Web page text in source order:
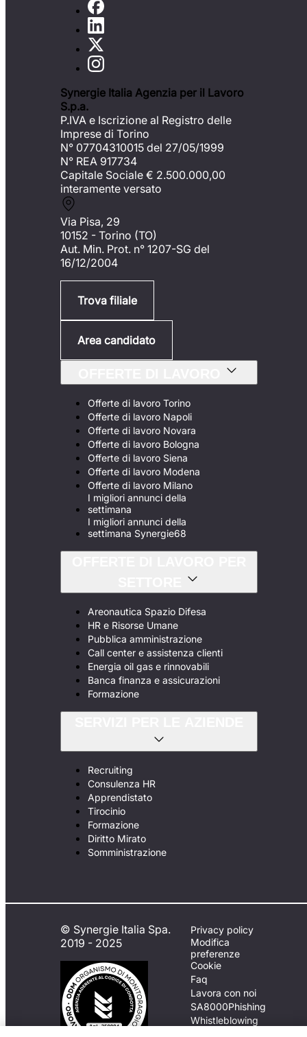
Synergie Italia Agenzia per il Lavoro
S.p.a.
P.IVA e Iscrizione al Registro delle
Imprese di Torino
N° 07704310015 del 27/05/1999
N° REA 917734
Capitale Sociale € 2.500.000,00
interamente versato
Via Pisa, 29
10152 - Torino (TO)
Aut. Min. Prot. n° 1207-SG del
16/12/2004
Trova filiale
Area candidato
Offerte di lavoro Torino
Offerte di lavoro Napoli
Offerte di lavoro Novara
Offerte di lavoro Bologna
Offerte di lavoro Siena
Offerte di lavoro Modena
Offerte di lavoro Milano
I migliori annunci della
settimana
I migliori annunci della
settimana Synergie68
Areonautica Spazio Difesa
HR e Risorse Umane
Pubblica amministrazione
Call center e assistenza clienti
Energia oil gas e rinnovabili
Banca finanza e assicurazioni
Formazione
Recruiting
Consulenza HR
Apprendistato
Tirocinio
Formazione
Diritto Mirato
Somministrazione
© Synergie Italia Spa.
2019 - 2025
Privacy policy
Modifica
preferenze
Cookie
Faq
Lavora con noi
SA8000Phishing
Whistleblowing